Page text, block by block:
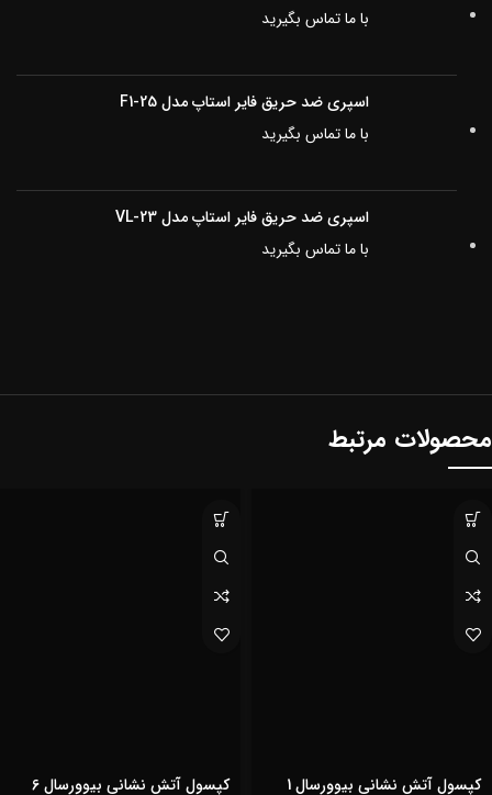
با ما تماس بگیرید
اسپری ضد حریق فایر استاپ مدل F1-25
با ما تماس بگیرید
اسپری ضد حریق فایر استاپ مدل VL-23
با ما تماس بگیرید
محصولات مرتبط
کپسول آتش نشانی بیوورسال 1
کپسول آتش نشانی بیوورسال 6